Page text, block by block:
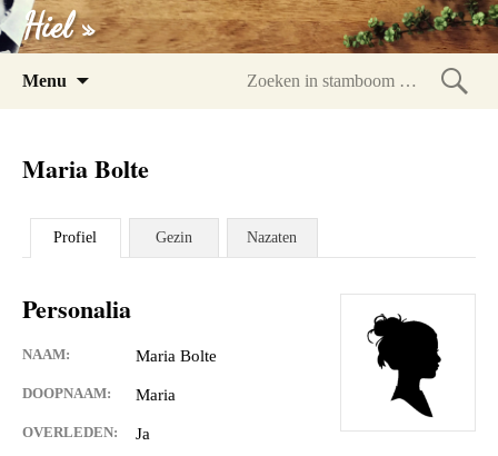
Hiel »
Menu
Maria Bolte
Profiel Gezin Nazaten
Personalia
NAAM: Maria Bolte
DOOPNAAM: Maria
OVERLEDEN: Ja